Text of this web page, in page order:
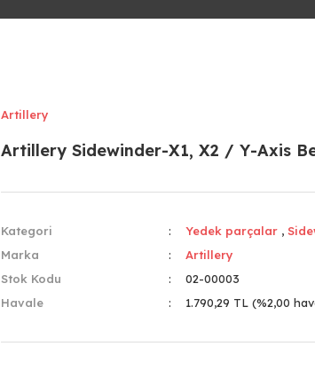
Artillery
Artillery Sidewinder-X1, X2 / Y-Axis
Kategori Yedek parçalar ,
Marka
Artillery
Stok Kodu
02-00003
Havale
1.790,29 TL (%2,00